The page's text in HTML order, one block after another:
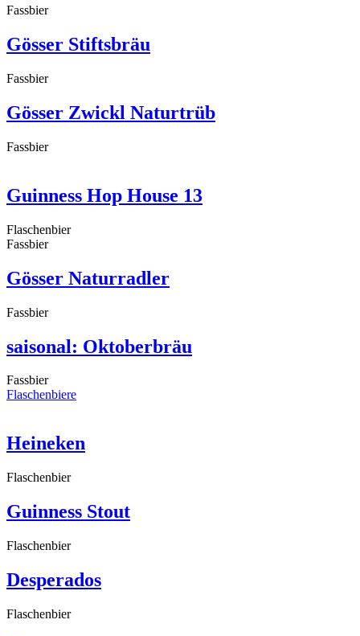
Fassbier
Gösser Stiftsbräu
Fassbier
Gösser Zwickl Naturtrüb
Fassbier
Guinness Hop House 13
Flaschenbier
Fassbier
Gösser Naturradler
Fassbier
saisonal: Oktoberbräu
Fassbier
Flaschenbiere
Heineken
Flaschenbier
Guinness Stout
Flaschenbier
Desperados
Flaschenbier